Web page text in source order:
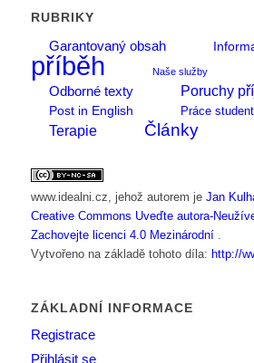
RUBRIKY
Garantovaný obsah
příběh
Naše služby
Odborné texty Poruchy
Post in English Práce
Terapie Články
www.idealni.cz , jehož autorem je Jan
Creative Commons Uveďte autora-
Zachovejte licenci 4.0 Mezinárodní
Vytvořeno na základě tohoto díla: http://
ZÁKLADNÍ INFORMACE
Registrace
Přihlásit se